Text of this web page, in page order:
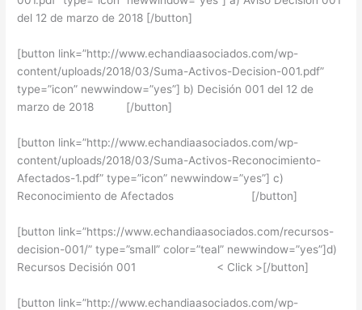
del 12 de marzo de 2018 [/button]
[button link=”http://www.echandiaasociados.com/wp-
content/uploads/2018/03/Suma-Activos-Decision-001.pdf”
type=”icon” newwindow=”yes”] b) Decisión 001 del 12 de
marzo de 2018 [/button]
[button link=”http://www.echandiaasociados.com/wp-
content/uploads/2018/03/Suma-Activos-Reconocimiento-
Afectados-1.pdf” type=”icon” newwindow=”yes”] c)
Reconocimiento de Afectados [/button]
[button link=”https://www.echandiaasociados.com/recursos-
decision-001/” type=”small” color=”teal” newwindow=”yes”]d)
Recursos Decisión 001 < Click >[/button]
[button link=”http://www.echandiaasociados.com/wp-